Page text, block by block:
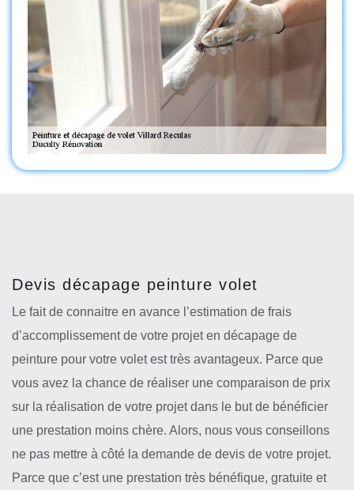
Devis décapage peinture volet
Le fait de connaitre en avance l’estimation de frais
d’accomplissement de votre projet en décapage de
peinture pour votre volet est très avantageux. Parce que
vous avez la chance de réaliser une comparaison de prix
sur la réalisation de votre projet dans le but de bénéficier
une prestation moins chère. Alors, nous vous conseillons
ne pas mettre à côté la demande de devis de votre projet.
Parce que c’est une prestation très bénéfique, gratuite et